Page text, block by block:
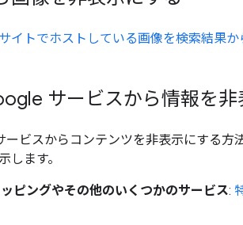
イトでホストしている画像を検索結果か
サービスから情報を非
ービスからコンテンツを非表示にする方
します。
ピングやその他のいくつかのサービス: